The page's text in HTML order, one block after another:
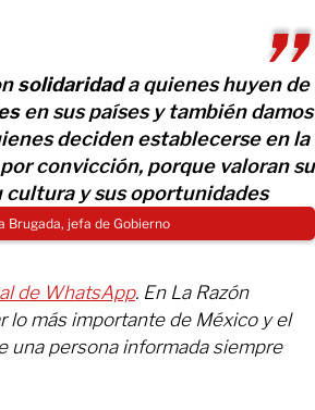
solidaridada quienes huyen de
en sus países y también damos
deciden establecerse en la
por convicción, porque valoran su
cultura y sus oportunidades
Brugada, jefa de Gobierno
de WhatsApp. En La Razón
lo más importante de México y el
una persona informada siempre